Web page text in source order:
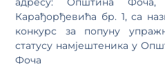
Карађорђевића бр. 1, са
конкурс за попуну
статусу намјештеника у
Фоча